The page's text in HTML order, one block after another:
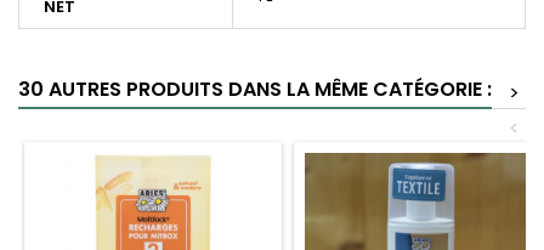
NET
30 AUTRES PRODUITS DANS LA MÊME CATÉGORIE :
>
<